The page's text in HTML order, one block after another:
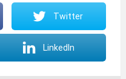
Twitter
LinkedIn